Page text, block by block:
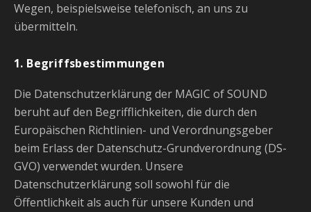
Wegen, beispielsweise telefonisch, an uns zu
übermitteln.
1. Begriffsbestimmungen
Die Datenschutzerklärung der MAGIC of SOUND
beruht auf den Begrifflichkeiten, die durch den
Europäischen Richtlinien- und Verordnungsgeber
beim Erlass der Datenschutz-Grundverordnung (DS-
GVO) verwendet wurden. Unsere
Datenschutzerklärung soll sowohl für die
Öffentlichkeit als auch für unsere Kunden und